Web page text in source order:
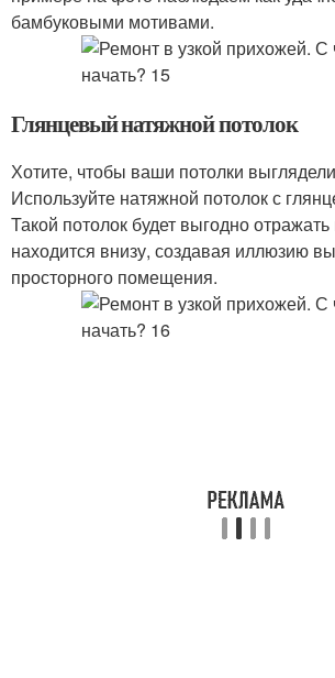
бамбуковыми мотивами.
Глянцевый натяжной потолок
Хотите, чтобы ваши потолки
Используйте натяжной потолок с
Такой потолок будет выгодно отражать
находится внизу, создавая иллюзию
просторного помещения.